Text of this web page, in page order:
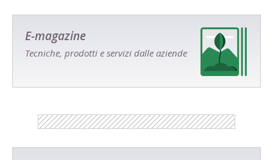
E-magazine
Tecniche, prodotti e servizi dalle aziende